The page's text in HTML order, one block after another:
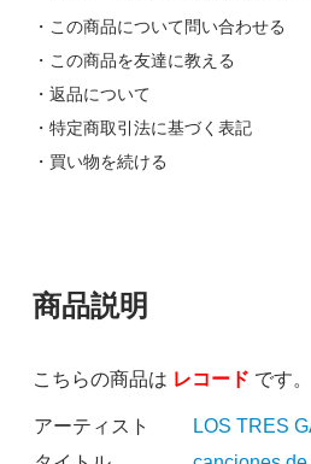
・この商品について問い合わせる
・この商品を友達に教える
・返品について
・特定商取引法に基づく表記
・買い物を続ける
商品説明
こちらの商品は レコード です。
アーティスト
LOS TRES